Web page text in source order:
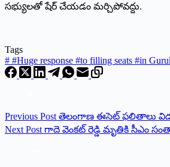
సభ్యులతో షేర్ చేయడం మర్చిపోవద్దు.
Tags
# #Huge response #to filling seats #in
Previous Post తెలంగాణ ఈసెట్ ఫలితాలు
Next Post గాదె వెంకట్ రెడ్డి మృతికి సీఎం